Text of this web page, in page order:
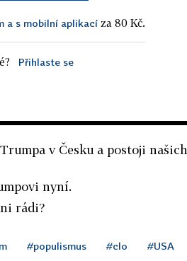
a s mobilní aplikací za 80 Kč.
Přihlaste se
v Česku a postoji našich
nyní.
rádi?
#populismus #clo #USA